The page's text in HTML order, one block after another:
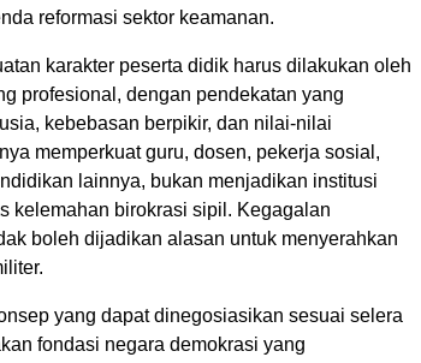
reformasi sektor keamanan.
karakter peserta didik harus dilakukan oleh
profesional, dengan pendekatan yang
kebebasan berpikir, dan nilai-nilai
memperkuat guru, dosen, pekerja sosial,
lainnya, bukan menjadikan institusi
kelemahan birokrasi sipil. Kegagalan
boleh dijadikan alasan untuk menyerahkan
yang dapat dinegosiasikan sesuai selera
fondasi negara demokrasi yang